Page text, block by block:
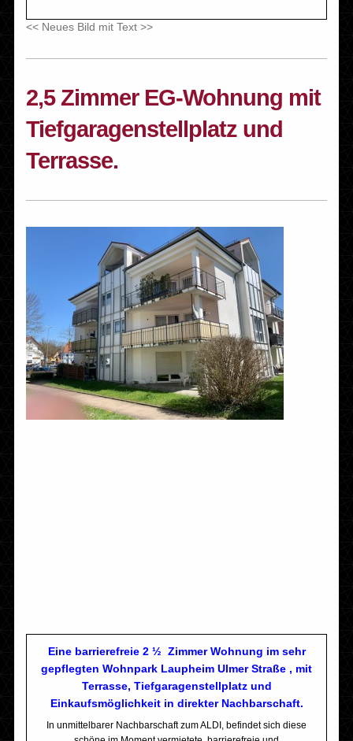
<< Neues Bild mit Text >>
2,5 Zimmer EG-Wohnung mit
Tiefgaragenstellplatz und
Terrasse.
Eine barrierefreie 2 ½ Zimmer Wohnung im sehr
gepflegten Wohnpark Laupheim Ulmer Straße , mit
Terrasse, Tiefgaragenstellplatz und
Einkaufsmöglichkeit in direkter Nachbarschaft.
In unmittelbarer Nachbarschaft zum ALDI, befindet sich diese